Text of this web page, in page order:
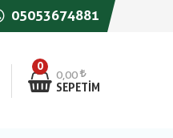
05053674881
0
0,00
SEPETIM